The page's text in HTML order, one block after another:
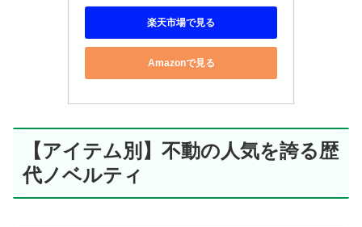
楽天市場で見る
Amazonで見る
【アイテム別】不動の人気を誇る歴
代ノベルティ